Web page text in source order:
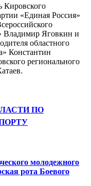
Кировского
«Единая Россия»
Владимир Яговкин и
областного
Константин
регионального
ПО
молодежного
рота Боевого